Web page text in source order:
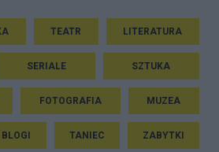
TEATR LITERATURA
SERIALE SZTUKA
FOTOGRAFIA MUZEA
BLOGI TANIEC ZABYTKI